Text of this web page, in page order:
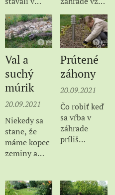
pieskovisku
bábovky a
tak som
začala
uvažovať čo s
ním.
Prerobili
sme staré
pieskovisko
na
parenisko.
nový ďalší
rozmer -
zvislú
záhradu. V
poslednej
dobe sú v
obľube
viaceré druhy
popínavých
rastliniek,
ktoré
potrebujú k
konštrukciu,
Val a
suchý
múrik
20.09.2021
Niekedy sa
stane, že
máme kopec
zeminy a
osobne mám
Prútené
záhony
20.09.2021
Čo robiť keď
sa vŕba v
záhrade
príliš
podľa